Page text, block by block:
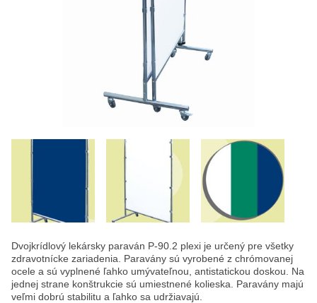
Dvojkrídlový lekársky paraván P-90.2 plexi je určený pre všetky
zdravotnícke zariadenia. Paravány sú vyrobené z chrómovanej
ocele a sú vyplnené ľahko umývateľnou, antistatickou doskou. Na
jednej strane konštrukcie sú umiestnené kolieska. Paravány majú
veľmi dobrú stabilitu a ľahko sa udržiavajú.